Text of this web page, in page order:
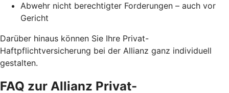
Abwehr nicht berechtigter Forderungen – auch vor
Gericht
Darüber hinaus können Sie Ihre Privat-
Haftpflichtversicherung bei der Allianz ganz individuell
gestalten.
FAQ zur Allianz Privat-